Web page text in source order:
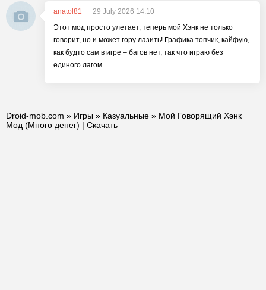
anatol81
29 July 2026 14:10
Этот мод просто улетает, теперь мой Хэнк не только
говорит, но и может гору лазить! Графика топчик, кайфую,
как будто сам в игре – багов нет, так что играю без
единого лагом.
Droid-mob.com » Игры » Казуальные » Мой Говорящий Хэнк
Мод (Много денег) | Скачать